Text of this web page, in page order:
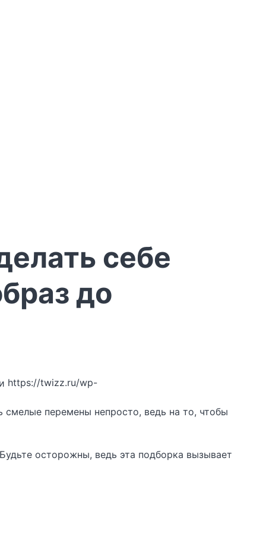
себе
до
https://twizz.ru/wp-
перемены непросто, ведь на то, чтобы
осторожны, ведь эта подборка вызывает